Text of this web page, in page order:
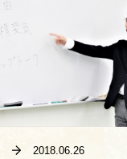
2018.06.26